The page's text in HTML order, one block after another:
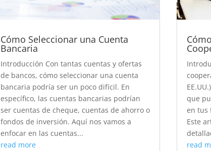
Cómo Seleccionar una Cuenta
Bancaria
Introducción Con tantas cuentas y ofertas
de bancos, cómo seleccionar una cuenta
bancaria podría ser un poco difícil. En
específico, las cuentas bancarias podrían
ser cuentas de cheque, cuentas de ahorro o
fondos de inversión. Aquí nos vamos a
enfocar en las cuentas...
read more
que
en tus
Este
read